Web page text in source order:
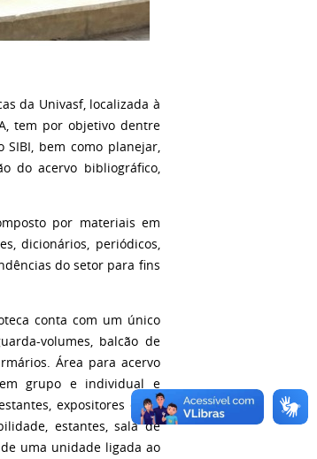
da Univasf, localizada à
tem por objetivo dentre
SIBI, bem como planejar,
do acervo bibliográfico,
por materiais em
dicionários, periódicos,
do setor para fins
conta com um único
volumes, balcão de
Área para acervo
em grupo e individual e
expositores e TV.
estantes, sala de
uma unidade ligada ao